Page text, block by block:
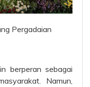
Pergadaian
berperan sebagai
Namun,